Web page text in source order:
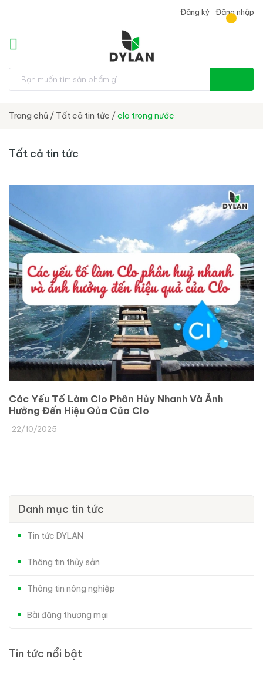
Đăng ký Đăng nhập
Trang chủ / Tất cả tin tức /clo trong nước
Tất cả tin tức
Các Yếu Tố Làm Clo Phân Hủy Nhanh Và Ảnh
Hưởng Đến Hiệu Qủa Của Clo
22/10/2025
Danh mục tin tức
Tin tức DYLAN
Thông tin thủy sản
Thông tin nông nghiệp
Bài đăng thương mại
Tin tức nổi bật